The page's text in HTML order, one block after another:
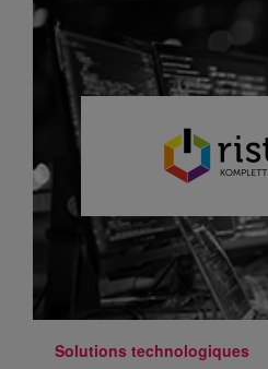
Solutions technologiques